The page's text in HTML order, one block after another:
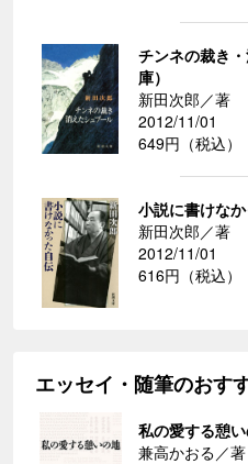
チンネの裁き
庫）
新田次郎／著
2012/11/01
649円（税込）
小説に書けな
新田次郎／著
2012/11/01
616円（税込）
エッセイ・随筆のおす
私の愛する憩い
兼高かおる／著